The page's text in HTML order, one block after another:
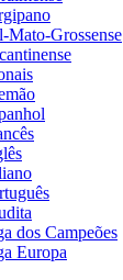
Mato-Grossense
dos Campeões
Europa